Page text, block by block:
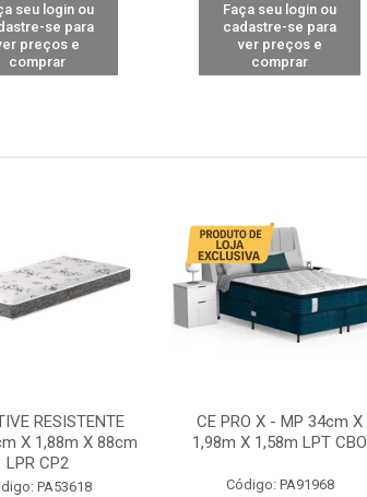
seu login ou
se para
preços e
comprar
Faça seu login ou
cadastre-se para
ver preços e
comprar
RESISTENTE
X 1,88m X 88cm
LPR CP2
PA53618
CE PRO X - MP 34cm X
1,98m X 1,58m LPT CBO
Código: PA91968